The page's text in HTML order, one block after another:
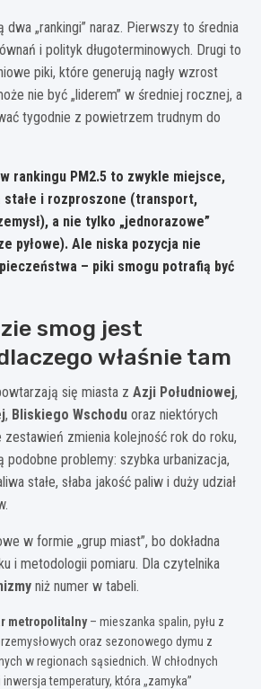
„rankingi” naraz. Pierwszy to średnia
i polityk długoterminowych. Drugi to
piki, które generują nagły wzrost
nie być „liderem” w średniej rocznej, a
tygodnie z powietrzem trudnym do
rankingu PM2.5 to zwykle miejsce,
stałe i rozproszone (transport,
a nie tylko „jednorazowe”
pyłowe). Ale niska pozycja nie
– piki smogu potrafią być
smog jest
właśnie tam
się miasta z Azji Południowej,
, Bliskiego Wschodu oraz niektórych
zestawień zmienia kolejność rok do roku,
podobne problemy: szybka urbanizacja,
stałe, słaba jakość paliw i duży udział
w formie „grup miast”, bo dokładna
i metodologii pomiaru. Dla czytelnika
niż numer w tabeli.
metropolitalny– mieszanka spalin, pyłu z
oraz sezonowego dymu z
w regionach sąsiednich. W chłodnych
temperatury, która „zamyka”